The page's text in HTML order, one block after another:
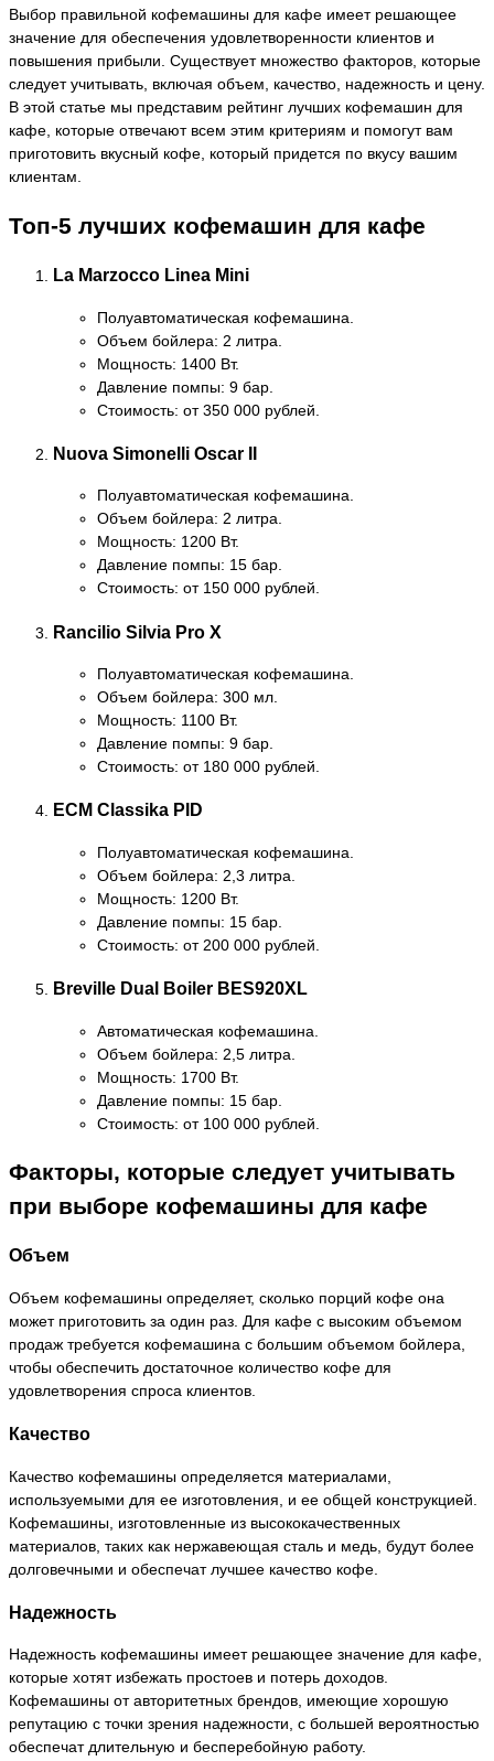
Выбор правильной кофемашины для кафе имеет решающее
значение для обеспечения удовлетворенности клиентов и
повышения прибыли. Существует множество факторов, которые
следует учитывать, включая объем, качество, надежность и цену.
В этой статье мы представим рейтинг лучших кофемашин для
кафе, которые отвечают всем этим критериям и помогут вам
приготовить вкусный кофе, который придется по вкусу вашим
клиентам.
Топ-5 лучших кофемашин для кафе
La Marzocco Linea Mini
Полуавтоматическая кофемашина.
Объем бойлера: 2 литра.
Мощность: 1400 Вт.
Давление помпы: 9 бар.
Стоимость: от 350 000 рублей.
Nuova Simonelli Oscar II
Полуавтоматическая кофемашина.
Объем бойлера: 2 литра.
Мощность: 1200 Вт.
Давление помпы: 15 бар.
Стоимость: от 150 000 рублей.
Rancilio Silvia Pro X
Полуавтоматическая кофемашина.
Объем бойлера: 300 мл.
Мощность: 1100 Вт.
Давление помпы: 9 бар.
Стоимость: от 180 000 рублей.
ECM Classika PID
Полуавтоматическая кофемашина.
Объем бойлера: 2,3 литра.
Мощность: 1200 Вт.
Давление помпы: 15 бар.
Стоимость: от 200 000 рублей.
Breville Dual Boiler BES920XL
Автоматическая кофемашина.
Объем бойлера: 2,5 литра.
Мощность: 1700 Вт.
Давление помпы: 15 бар.
Стоимость: от 100 000 рублей.
Факторы, которые следует учитывать
при выборе кофемашины для кафе
Объем
Объем кофемашины определяет, сколько порций кофе она
может приготовить за один раз. Для кафе с высоким объемом
продаж требуется кофемашина с большим объемом бойлера,
чтобы обеспечить достаточное количество кофе для
удовлетворения спроса клиентов.
Качество
Качество кофемашины определяется материалами,
используемыми для ее изготовления, и ее общей конструкцией.
Кофемашины, изготовленные из высококачественных
материалов, таких как нержавеющая сталь и медь, будут более
долговечными и обеспечат лучшее качество кофе.
Надежность
Надежность кофемашины имеет решающее значение для кафе,
которые хотят избежать простоев и потерь доходов.
Кофемашины от авторитетных брендов, имеющие хорошую
репутацию с точки зрения надежности, с большей вероятностью
обеспечат длительную и бесперебойную работу.